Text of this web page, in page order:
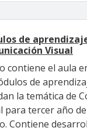
de
Visual
contiene el aula
de
la temática de
para tercer año
Contiene